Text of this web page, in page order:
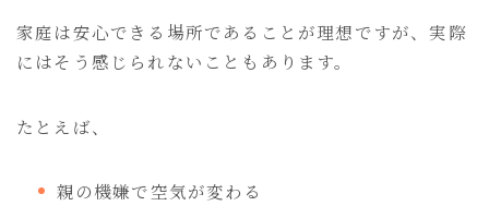
家庭は安心できる場所であることが理想ですが、実際
にはそう感じられないこともあります。
たとえば、
親の機嫌で空気が変わる